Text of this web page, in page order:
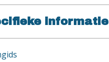
informatie